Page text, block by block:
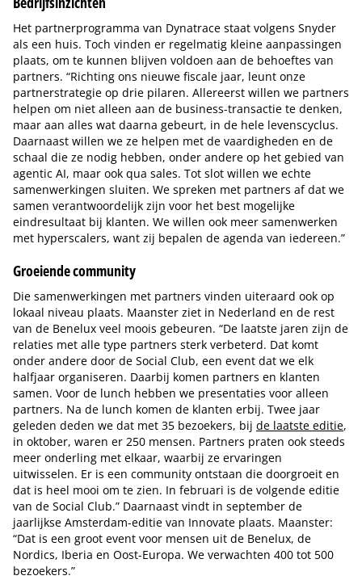
Het partnerprogramma van Dynatrace staat volgens Snyder
als een huis. Toch vinden er regelmatig kleine aanpassingen
plaats, om te kunnen blijven voldoen aan de behoeftes van
partners. “Richting ons nieuwe fiscale jaar, leunt onze
partnerstrategie op drie pilaren. Allereerst willen we partners
helpen om niet alleen aan de business-transactie te denken,
maar aan alles wat daarna gebeurt, in de hele levenscyclus.
Daarnaast willen we ze helpen met de vaardigheden en de
schaal die ze nodig hebben, onder andere op het gebied van
agentic AI, maar ook qua sales. Tot slot willen we echte
samenwerkingen sluiten. We spreken met partners af dat we
samen verantwoordelijk zijn voor het best mogelijke
eindresultaat bij klanten. We willen ook meer samenwerken
met hyperscalers, want zij bepalen de agenda van iedereen.”
Groeiende community
Die samenwerkingen met partners vinden uiteraard ook op
lokaal niveau plaats. Maanster ziet in Nederland en de rest
van de Benelux veel moois gebeuren. “De laatste jaren zijn de
relaties met alle type partners sterk verbeterd. Dat komt
onder andere door de Social Club, een event dat we elk
halfjaar organiseren. Daarbij komen partners en klanten
samen. Voor de lunch hebben we presentaties voor alleen
partners. Na de lunch komen de klanten erbij. Twee jaar
geleden deden we dat met 35 bezoekers, bij de laatste editie,
in oktober, waren er 250 mensen. Partners praten ook steeds
meer onderling met elkaar, waarbij ze ervaringen
uitwisselen. Er is een community ontstaan die doorgroeit en
dat is heel mooi om te zien. In februari is de volgende editie
van de Social Club.” Daarnaast vindt in september de
jaarlijkse Amsterdam-editie van Innovate plaats. Maanster:
“Dat is een groot event voor mensen uit de Benelux, de
Nordics, Iberia en Oost-Europa. We verwachten 400 tot 500
bezoekers.”